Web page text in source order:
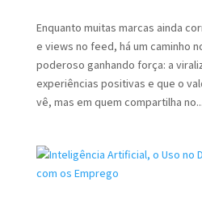
Enquanto muitas marcas ainda
e views no feed, há um caminho
poderoso ganhando força: a
experiências positivas e que o
vê, mas em quem compartilha no...